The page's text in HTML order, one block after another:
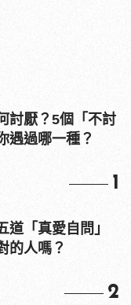
討厭？5個「不討
遇過哪一種？
1
道「真愛自問」
的人嗎？
2